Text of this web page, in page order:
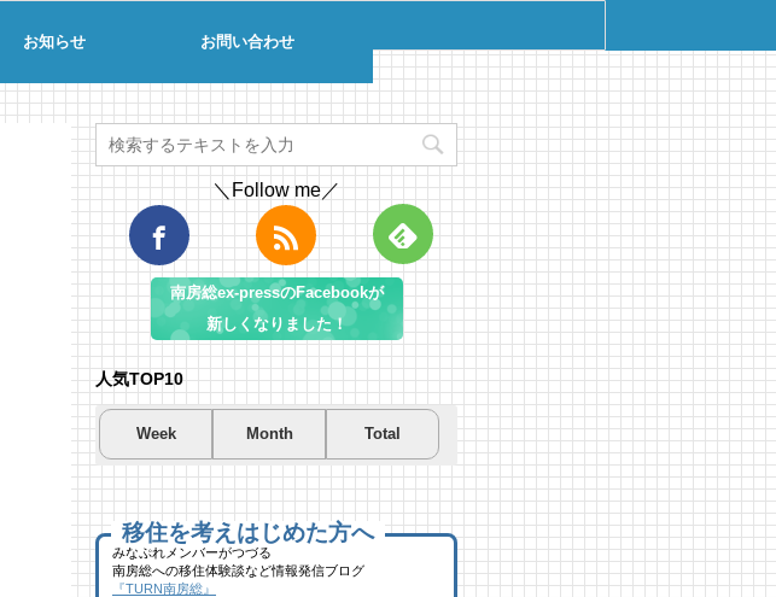
お知らせ お問い合わせ
＼Follow me／
南房総ex-pressのFacebookが
新しくなりました！
人気TOP10
Week Month Total
夏を先取り！プールに行こう！
南房総市千倉B&G海洋センター
57 views|byTsuno
館山にオープン！地域の素材か
らはじめる物作り工房
夏を先取り！プールに行こう！
南房総市千倉B&G海洋センター
201 views|byTsuno
ブルーベリー狩りに行ってき
た！「コロコロ農園 庄兵衛」
海遊び＆キャンプするならコ
コ！南房総のおすすめキャンプ
場まとめ【2】
40,694 views
| by
似顔絵ケーキに感動！館山のケ
移住を考えはじめた方へ
みなぷれメンバーがつづる
南房総への移住体験談など情報発信ブログ
『TURN南房総』